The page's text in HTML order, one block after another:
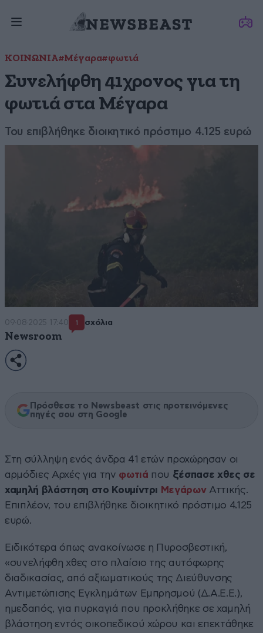
ΚΟΙΝΩΝΙΑ#Μέγαρα#φωτιά
Συνελήφθη 41χρονος για τη
φωτιά στα Μέγαρα
Του επιβλήθηκε διοικητικό πρόστιμο 4.125 ευρώ
09·08·2025 17:40 1 σχόλια
Newsroom
Πρόσθεσε το Newsbeast στις προτεινόμενες
πηγές σου στη Google
Στη σύλληψη ενός άνδρα 41 ετών προχώρησαν οι
αρμόδιες Αρχές για την φωτιά που ξέσπασε χθες σε
χαμηλή βλάστηση στο Κουμίντρι Μεγάρων Αττικής.
Επιπλέον, του επιβλήθηκε διοικητικό πρόστιμο 4.125
ευρώ.
Ειδικότερα όπως ανακοίνωσε η Πυροσβεστική,
«συνελήφθη χθες στο πλαίσιο της αυτόφωρης
διαδικασίας, από αξιωματικούς της Διεύθυνσης
Αντιμετώπισης Εγκλημάτων Εμπρησμού (Δ.Α.Ε.Ε.),
ημεδαπός, για πυρκαγιά που προκλήθηκε σε χαμηλή
βλάστηση εντός οικοπεδικού χώρου και επεκτάθηκε